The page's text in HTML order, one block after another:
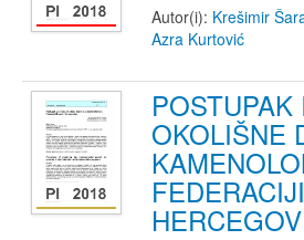
Autor(i): Krešimir
Azra Kurtović
POSTUPAK
OKOLIŠNE